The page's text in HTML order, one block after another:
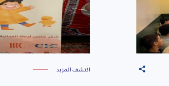
اكتشف المزيد